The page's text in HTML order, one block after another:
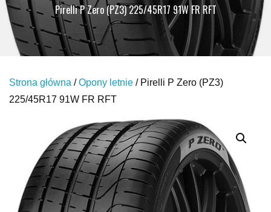
Pirelli P Zero (PZ3) 225/45R17 91W FR RFT
Strona główna /Opony letnie / Pirelli P Zero (PZ3)
225/45R17 91W FR RFT